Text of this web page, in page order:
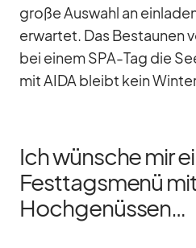
große Aus­wahl an
er­war­tet. Das Be­stau­nen
bei ei­nem SPA-Tag die
mit AIDA bleibt kein
Ich wünsche mir
Festtagsmenü
Hochgenüssen…